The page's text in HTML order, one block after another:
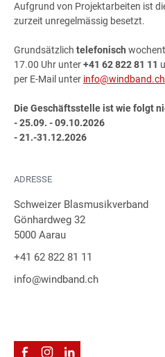
Aufgrund von Projektarbeiten ist
zurzeit unregelmässig besetzt.
Grundsätzlich telefonisch
17.00 Uhr unter+41 62 822 81 11
per E-Mail unter info@windband.ch
Die Geschäftsstelle ist wie folgt
- 25.09. - 09.10.2026
- 21.-31.12.2026
ADRESSE
Schweizer Blasmusikverband
Gönhardweg 32
5000 Aarau
+41 62 822 81 11
info@windband.ch